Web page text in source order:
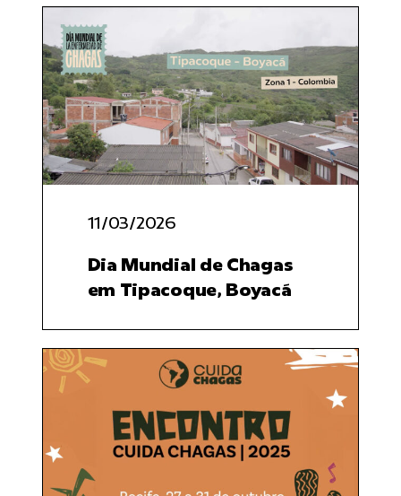
11/03/2026
Dia Mundial de Chagas
em Tipacoque, Boyacá